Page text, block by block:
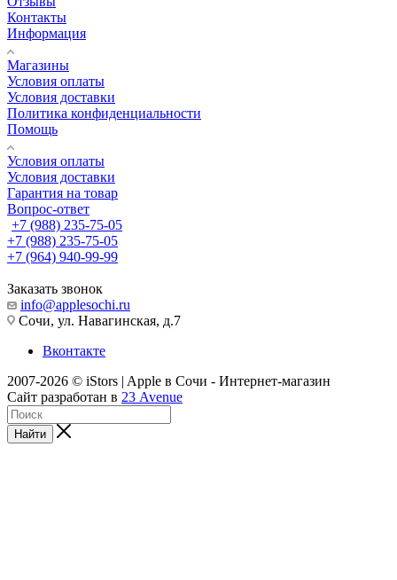
Контакты
Информация
Магазины
Условия оплаты
Условия доставки
Политика конфиденциальности
Помощь
Условия оплаты
Условия доставки
Гарантия на товар
Вопрос-ответ
+7 (988) 235-75-05
+7 (988) 235-75-05
+7 (964) 940-99-99
Заказать звонок
info@applesochi.ru
Сочи, ул. Навагинская, д.7
Вконтакте
2007-2026 © iStors | Apple в Сочи - Интернет-магазин
Сайт разработан в 23 Avenue
Найти